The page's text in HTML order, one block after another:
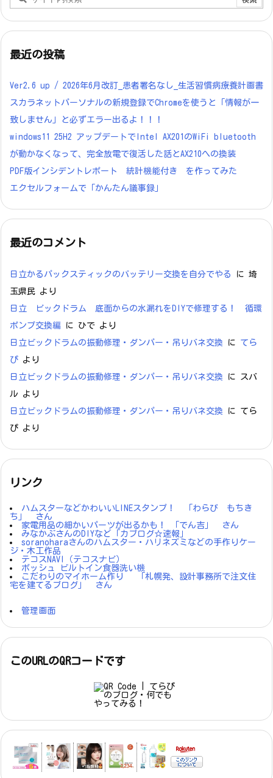
最近の投稿
Ver2.6 up / 2026年6月改訂_患者署名なし_生活習慣病療養計画書
スカラネットパーソナルの新規登録でChromeを使うと「情報が一
致しません」と必ずエラー出るよ！！！
windows11 25H2 アップデートでIntel AX201のWiFi bluetooth
が動かなくなって、完全放電で復活した話とAX210への換装
PDF版インシデントレポート 統計機能付き を作ってみた
エクセルフォームで「かんたん議事録」
最近のコメント
日立かるパックスティックのバッテリー交換を自分でやる に 埼
玉県民 より
日立 ビックドラム 底面からの水漏れをDIYで修理する！ 循環
ポンプ交換編 に ひで より
日立ビックドラムの振動修理・ダンパー・吊りバネ交換 に てら
ぴ より
日立ビックドラムの振動修理・ダンパー・吊りバネ交換 に
スバ
ル より
日立ビックドラムの振動修理・ダンパー・吊りバネ交換 に てら
ぴ より
リンク
ハムスターなどかわいいLINEスタンプ！ 「わらび もちき
ち」 さん
家電用品の細かいパーツが出るかも！ 「でん吉」 さん
みなかぶさんのDIYなど「カブログ☆速報」
soranoharaさんのハムスター・ハリネズミなどの手作りケー
ジ・木工作品
テコスNAVI（テコスナビ）
ボッシュ ビルトイン食器洗い機
こだわりのマイホーム作り 「札幌発、設計事務所で注文住
宅を建てるブログ」 さん
管理画面
このURLのQRコードです